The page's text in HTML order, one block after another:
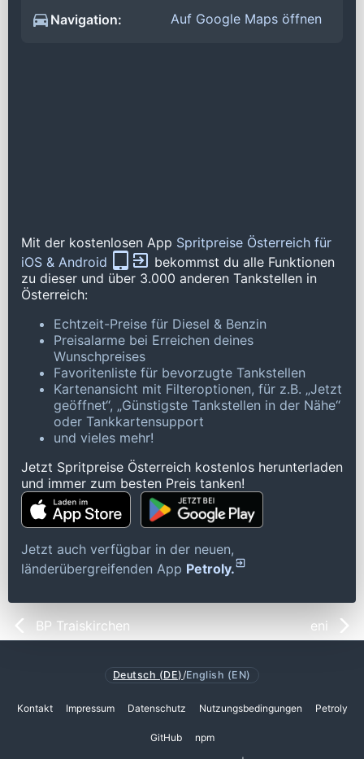
Navigation:
Auf Google Maps öffnen
Mit der kostenlosen App Spritpreise Österreich für
iOS & Android
bekommst du alle Funktionen
zu dieser und über 3.000 anderen Tankstellen in
Österreich:
Echtzeit-Preise für Diesel & Benzin
Preisalarme bei Erreichen deines
Wunschpreises
Favoritenliste für bevorzugte Tankstellen
Kartenansicht mit Filteroptionen, für z.B. „Jetzt
geöffnet“, „Günstigste Tankstellen in der Nähe“
oder Tankkartensupport
und vieles mehr!
Jetzt Spritpreise Österreich kostenlos herunterladen
und immer zum besten Preis tanken!
Jetzt auch verfügbar in der neuen,
länderübergreifenden App Petroly.
BP Traiskirchen eni
Deutsch (DE)/English (EN)
Kontakt Impressum Datenschutz Nutzungsbedingungen Petroly
GitHub npm